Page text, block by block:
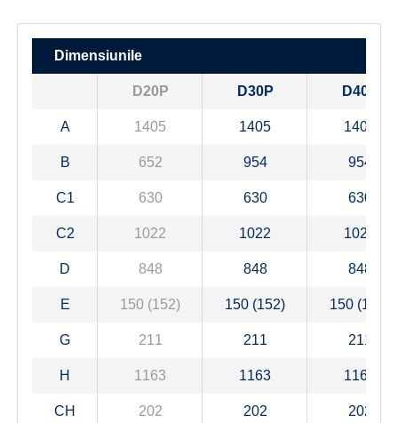
Dimensiunile
D20P D30P D40P
A 1405 1405 1405
B 652 954 954
C1 630 630 630
C2 1022 1022 1022
D 848 848 848
E 150 (152) 150 (152) 150 (152)
G 211 211 211
H 1163 1163 1163
CH 202 202 202